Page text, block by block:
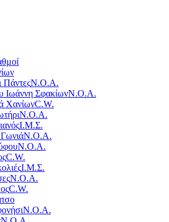
ΠάντεςΝ.Ο.Α.
Ιωάννη ΣφακίωνΝ.Ο.Α.
ΧανίωνC.W.
Ν.Ο.Α.
Ι.Μ.Σ.
Ν.Ο.Α.
Ν.Ο.Α.
C.W.
Ι.Μ.Σ.
Ν.Ο.Α.
C.W.
Ν.Ο.Α.